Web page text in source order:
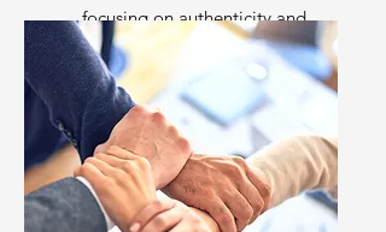
focusing on authenticity and
customer care.